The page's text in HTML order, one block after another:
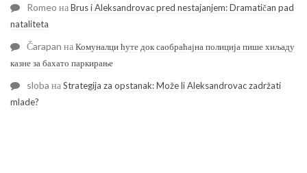
Romeo наBrus i Aleksandrovac pred nestajanjem: Dramatičan pad
nataliteta
Čarapan наКомуналци ћуте док саобраћајна полиција пише хиљаду
казне за бахато паркирање
sloba наStrategija za opstanak: Može li Aleksandrovac zadržati
mlade?